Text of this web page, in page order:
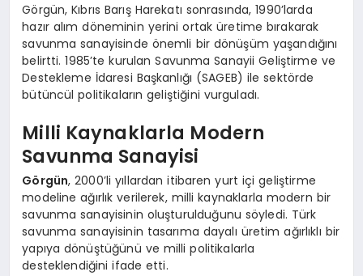
Görgün, Kıbrıs Barış Harekatı sonrasında, 1990’larda
hazır alım döneminin yerini ortak üretime bırakarak
savunma sanayisinde önemli bir dönüşüm yaşandığını
belirtti. 1985’te kurulan Savunma Sanayii Geliştirme ve
Destekleme İdaresi Başkanlığı (SAGEB) ile sektörde
bütüncül politikaların geliştiğini vurguladı.
Milli Kaynaklarla Modern
Savunma Sanayisi
Görgün, 2000’li yıllardan itibaren yurt içi geliştirme
modeline ağırlık verilerek, milli kaynaklarla modern bir
savunma sanayisinin oluşturulduğunu söyledi. Türk
savunma sanayisinin tasarıma dayalı üretim ağırlıklı bir
yapıya dönüştüğünü ve milli politikalarla
desteklendiğini ifade etti.